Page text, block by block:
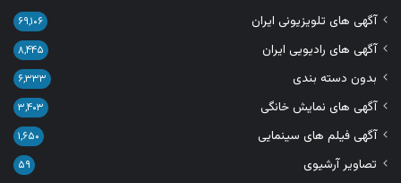
آگهی های تلویزیونی ایران ۶۹,۱۰۶
آگهی های رادیویی ایران ۸,۴۴۵
بدون دسته بندی ۶,۳۳۳
آگهی های نمایش خانگی ۳,۴۰۳
آگهی فیلم های سینمایی ۱,۶۵۰
تصاویر آرشیوی ۵۹